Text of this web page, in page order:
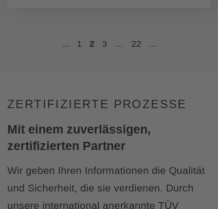
... 1 2 3 … 22 ...
ZERTIFIZIERTE PROZESSE
Mit einem zuverlässigen,
zertifizierten Partner
Wir geben Ihren Informationen die Qualität
und Sicherheit, die sie verdienen. Durch
unsere international anerkannte TÜV